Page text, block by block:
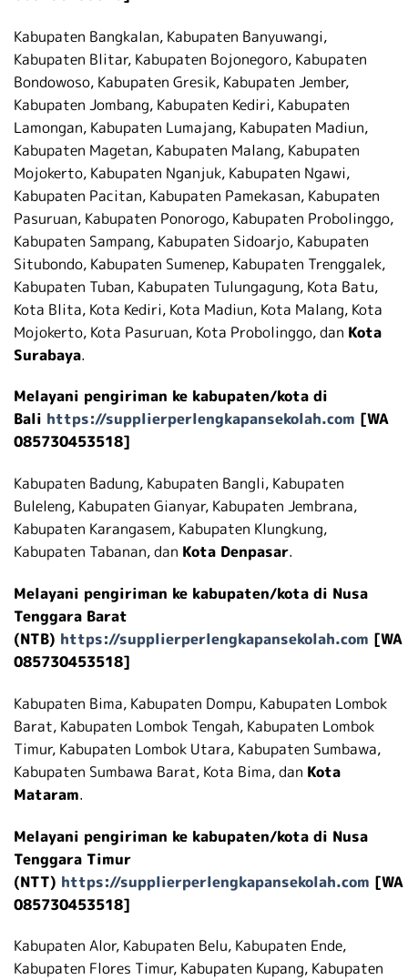
Kabupaten Bangkalan, Kabupaten Banyuwangi,
Kabupaten Blitar, Kabupaten Bojonegoro, Kabupaten
Bondowoso, Kabupaten Gresik, Kabupaten Jember,
Kabupaten Jombang, Kabupaten Kediri, Kabupaten
Lamongan, Kabupaten Lumajang, Kabupaten Madiun,
Kabupaten Magetan, Kabupaten Malang, Kabupaten
Mojokerto, Kabupaten Nganjuk, Kabupaten Ngawi,
Kabupaten Pacitan, Kabupaten Pamekasan, Kabupaten
Pasuruan, Kabupaten Ponorogo, Kabupaten Probolinggo,
Kabupaten Sampang, Kabupaten Sidoarjo, Kabupaten
Situbondo, Kabupaten Sumenep, Kabupaten Trenggalek,
Kabupaten Tuban, Kabupaten Tulungagung, Kota Batu,
Kota Blita, Kota Kediri, Kota Madiun, Kota Malang, Kota
Mojokerto, Kota Pasuruan, Kota Probolinggo, dan Kota
Surabaya.
Melayani pengiriman ke kabupaten/kota di
Bali https://supplierperlengkapansekolah.com [WA
085730453518]
Kabupaten Badung, Kabupaten Bangli, Kabupaten
Buleleng, Kabupaten Gianyar, Kabupaten Jembrana,
Kabupaten Karangasem, Kabupaten Klungkung,
Kabupaten Tabanan, dan Kota Denpasar.
Melayani pengiriman ke kabupaten/kota di Nusa
Tenggara Barat
(NTB) https://supplierperlengkapansekolah.com [WA
085730453518]
Kabupaten Bima, Kabupaten Dompu, Kabupaten Lombok
Barat, Kabupaten Lombok Tengah, Kabupaten Lombok
Timur, Kabupaten Lombok Utara, Kabupaten Sumbawa,
Kabupaten Sumbawa Barat, Kota Bima, dan Kota
Mataram.
Melayani pengiriman ke kabupaten/kota di Nusa
Tenggara Timur
(NTT) https://supplierperlengkapansekolah.com [WA
085730453518]
Kabupaten Alor, Kabupaten Belu, Kabupaten Ende,
Kabupaten Flores Timur, Kabupaten Kupang, Kabupaten